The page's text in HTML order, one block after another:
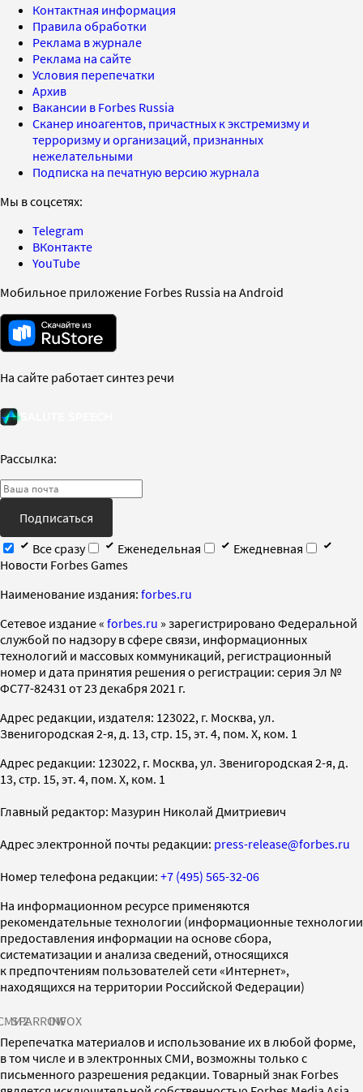
Контактная информация
Правила обработки
Реклама в журнале
Реклама на сайте
Условия перепечатки
Архив
Вакансии в Forbes Russia
Сканер иноагентов, причастных к экстремизму и
терроризму и организаций, признанных
нежелательными
Подписка на печатную версию журнала
Мы в соцсетях:
Telegram
ВКонтакте
YouTube
Мобильное приложение Forbes Russia на Android
На сайте работает синтез речи
Рассылка:
Подписаться
Все сразу
Еженедельная
Ежедневная
Новости Forbes Games
Наименование издания: forbes.ru
Cетевое издание « forbes.ru » зарегистрировано Федеральной
службой по надзору в сфере связи, информационных
технологий и массовых коммуникаций, регистрационный
номер и дата принятия решения о регистрации: серия Эл №
ФС77-82431 от 23 декабря 2021 г.
Адрес редакции, издателя: 123022, г. Москва, ул.
Звенигородская 2-я, д. 13, стр. 15, эт. 4, пом. X, ком. 1
Адрес редакции: 123022, г. Москва, ул. Звенигородская 2-я, д.
13, стр. 15, эт. 4, пом. X, ком. 1
Главный редактор: Мазурин Николай Дмитриевич
Адрес электронной почты редакции: press-release@forbes.ru
Номер телефона редакции: +7 (495) 565-32-06
На информационном ресурсе применяются
рекомендательные технологии (информационные технологии
предоставления информации на основе сбора,
систематизации и анализа сведений, относящихся
к предпочтениям пользователей сети «Интернет»,
находящихся на территории Российской Федерации)
SPARROWINFOX
Перепечатка материалов и использование их в любой форме,
в том числе и в электронных СМИ, возможны только с
письменного разрешения редакции. Товарный знак Forbes